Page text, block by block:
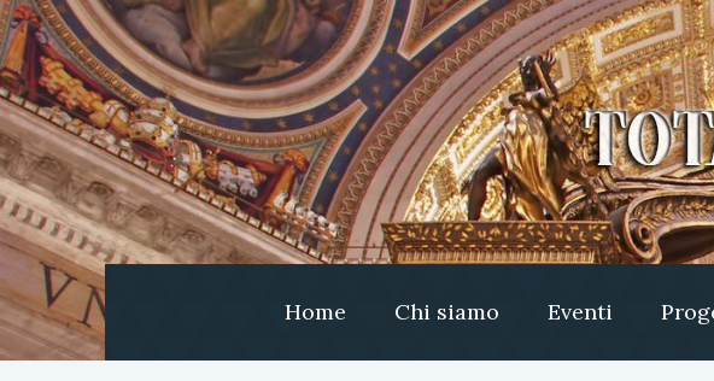
Home Chi siamo Eventi